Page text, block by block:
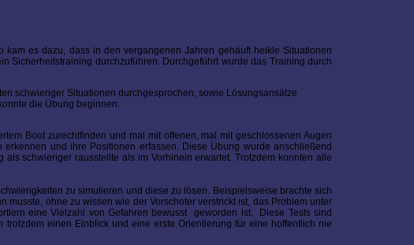
es dazu, dass in den vergangenen Jahren gehäuft heikle Situationen
Sicherheitstraining durchzuführen. Durchgeführt wurde das Training durch
schwieriger Situationen durchgesprochen, sowie Lösungsansätze
die Übung beginnen.
Boot zurechtfinden und mal mit offenen, mal mit geschlossenen Augen
und ihre Positionen erfassen. Diese Übung wurde anschließend
schwieriger rausstellte als im Vorhinein erwartet. Trotzdem konnten alle
zu simulieren und diese zu lösen. Beispielsweise brachte sich
ohne zu wissen wie der Vorschoter verstrickt ist, das Problem unter
eine Vielzahl von Gefahren bewusst geworden ist. Diese Tests sind
einen Einblick und eine erste Orientierung für eine hoffentlich nie